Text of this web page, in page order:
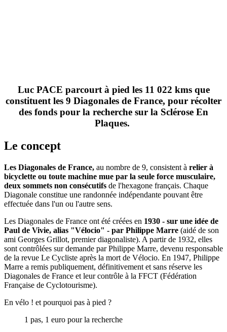
Luc PACE parcourtà pied les 11 022 kmsque
constituent les 9 Diagonales de France, pour récolter
des fonds pour la recherche sur la Sclérose En
Plaques.
Le concept
Les Diagonales de France, au nombre de 9, consistent à relier à
bicyclette ou toute machine mue par la seule force musculaire,
deux sommets non consécutifs de l'hexagone français. Chaque
Diagonale constitue une randonnée indépendante pouvant être
effectuée dans l'un ou l'autre sens.
Les Diagonales de France ont été créées en 1930 - sur une idée de
Paul de Vivie, alias "Vélocio" - par Philippe Marre (aidé de son
ami Georges Grillot, premier diagonaliste). A partir de 1932, elles
sont contrôlées sur demande par Philippe Marre, devenu responsable
de la revue Le Cycliste après la mort de Vélocio. En 1947, Philippe
Marre a remis publiquement, définitivement et sans réserve les
Diagonales de France et leur contrôle à la FFCT (Fédération
Française de Cyclotourisme).
En vélo ! et pourquoi pas à pied ?
1 pas, 1 euro pour la recherche